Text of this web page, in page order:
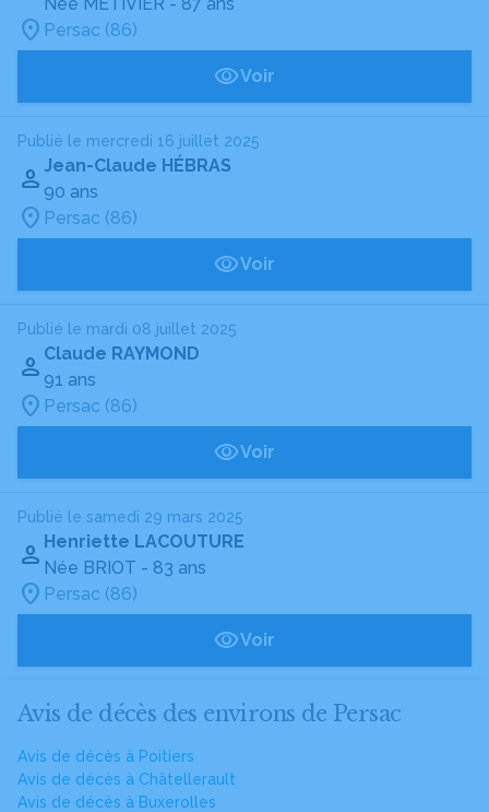
Persac (86)
Voir
Publié le mercredi 16 juillet 2025
Jean-Claude HÉBRAS
90 ans
Persac (86)
Voir
Publié le mardi 08 juillet 2025
Claude RAYMOND
91 ans
Persac (86)
Voir
Publié le samedi 29 mars 2025
Henriette LACOUTURE
Née BRIOT - 83 ans
Persac (86)
Voir
Avis de décès des environs de Persac
Avis de décès à Poitiers
Avis de décès à Châtellerault
Avis de décès à Buxerolles